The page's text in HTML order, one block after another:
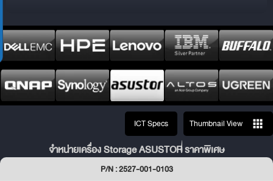
ICT Specs Thumbnail View
จำหน่ายเครื่อง Storage ASUSTOR ราคาพิเศษ
P/N : 2527-001-0103